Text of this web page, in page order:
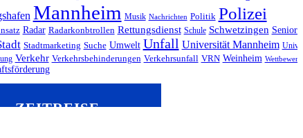
Mannheim Musik Nachrichten Politik Polizei
Radar Radarkonbtrollen Rettungsdienst Schule Schwetzingen
Stadtmarketing Suche Umwelt Unfall Universität Mannheim
Verkehr Verkehrsbehinderungen Verkehrsunfall VRN Weinheim Wettbewerb
ZEITREISE